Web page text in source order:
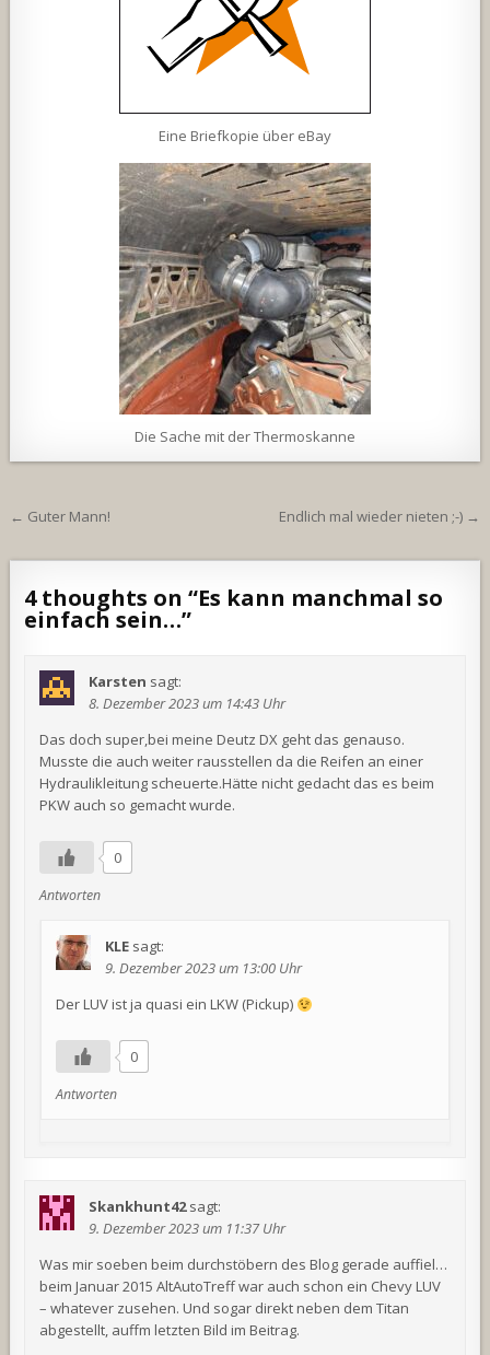
Eine Briefkopie über eBay
Die Sache mit der Thermoskanne
Beitragsnavigation
← Guter Mann! Endlich mal wieder nieten ;-) →
4 thoughts on “Es kann manchmal so
einfach sein…”
Karsten sagt:
8. Dezember 2023 um 14:43 Uhr
Das doch super,bei meine Deutz DX geht das genauso.
Musste die auch weiter rausstellen da die Reifen an einer
Hydraulikleitung scheuerte.Hätte nicht gedacht das es beim
PKW auch so gemacht wurde.
0
Antworten
KLE sagt:
9. Dezember 2023 um 13:00 Uhr
Der LUV ist ja quasi ein LKW (Pickup)
0
Antworten
Skankhunt42sagt:
9. Dezember 2023 um 11:37 Uhr
Was mir soeben beim durchstöbern des Blog gerade auffiel…
beim Januar 2015 AltAutoTreff war auch schon ein Chevy LUV
– whatever zusehen. Und sogar direkt neben dem Titan
abgestellt, auffm letzten Bild im Beitrag.